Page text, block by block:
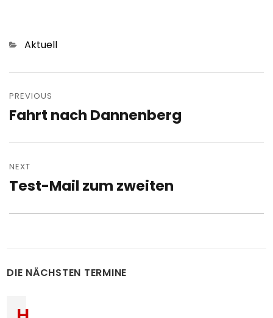
Categories
Aktuell
navigation
PREVIOUS
Previous
Fahrt nach Dannenberg
NEXT
Next
Test-Mail zum zweiten
DIE NÄCHSTEN TERMINE